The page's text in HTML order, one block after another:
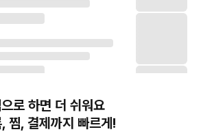
로 하면 더 쉬워요
찜, 결제까지 빠르게!